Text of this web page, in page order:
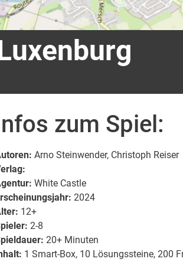
zum Spiel:
Arno Steinwender, Christoph Reiser
White Castle
2024
12+
2-8
20+ Minuten
1 Smart-Box, 10 Lösungssteine, 200